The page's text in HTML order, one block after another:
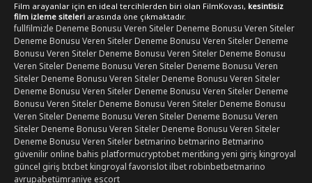
Film arayanlar için en ideal tercihlerden biri olan FilmKovası, kesintisiz
film izleme siteleri arasında öne çıkmaktadır.
fullfilmizle Deneme Bonusu Veren SitelerDeneme Bonusu Veren Siteler
Deneme Bonusu Veren SitelerDeneme Bonusu Veren SitelerDeneme
Bonusu Veren SitelerDeneme Bonusu Veren SitelerDeneme Bonusu
Veren SitelerDeneme Bonusu Veren SitelerDeneme Bonusu Veren
SitelerDeneme Bonusu Veren SitelerDeneme Bonusu Veren Siteler
Deneme Bonusu Veren SitelerDeneme Bonusu Veren SitelerDeneme
Bonusu Veren SitelerDeneme Bonusu Veren SitelerDeneme Bonusu
Veren SitelerDeneme Bonusu Veren SitelerDeneme Bonusu Veren
SitelerDeneme Bonusu Veren SitelerDeneme Bonusu Veren Siteler
Deneme Bonusu Veren Sitelerbetmarino betmarino Betmarino
güvenilir online bahis platformucryptobetmeritking yeni girişkingroyal
güncel girişbtcbetkingroyal favorislotilbetrobinbetbetmarino
avrupabetümraniye escort